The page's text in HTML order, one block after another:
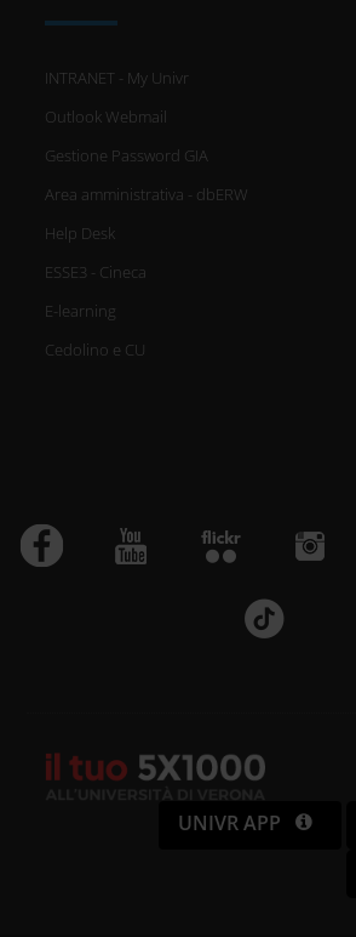
INTRANET - My Univr
Outlook Webmail
Gestione Password GIA
Area amministrativa - dbERW
Help Desk
ESSE3 - Cineca
E-learning
Cedolino e CU
UNIVR APP